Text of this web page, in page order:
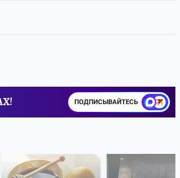
ПОДПИСЫВАЙТЕСЬ